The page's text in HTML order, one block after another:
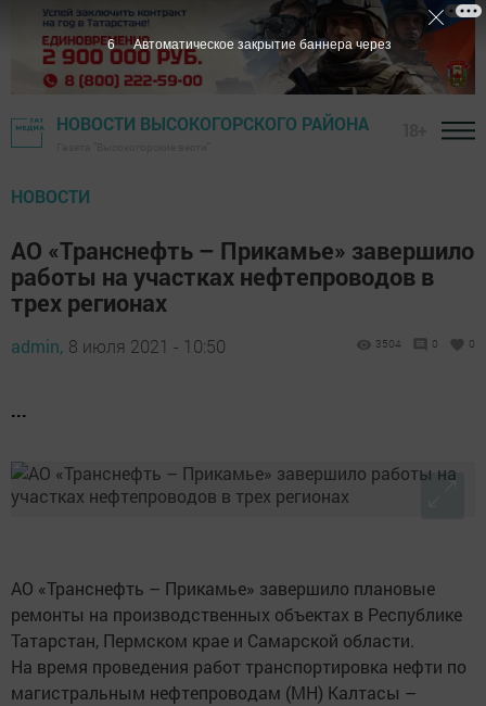
НОВОСТИ ВЫСОКОГОРСКОГО РАЙОНА
НОВОСТИ
АО «Транснефть – Прикамье» завершило
работы на участках нефтепроводов в
трех регионах
admin, 8 июля 2021 - 10:50 3504 0 0
...
АО «Транснефть – Прикамье» завершило плановые
ремонты на производственных объектах в Республике
Татарстан, Пермском крае и Самарской области.
На время проведения работ транспортировка нефти по
магистральным нефтепроводам (МН) Калтасы –
4 Автоматическое закрытие баннера через